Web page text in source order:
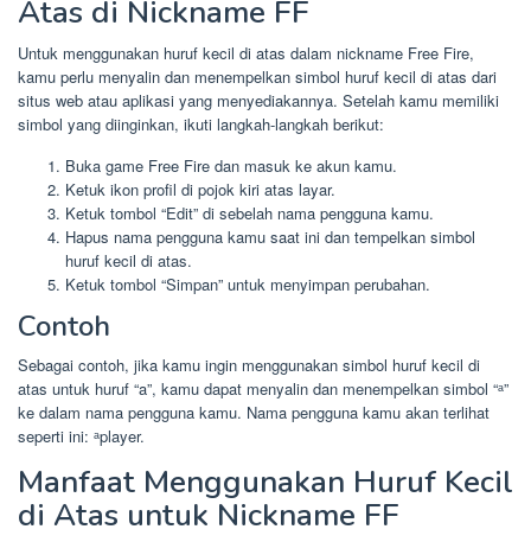
Atas di Nickname FF
Untuk menggunakan huruf kecil di atas dalam nickname Free Fire,
kamu perlu menyalin dan menempelkan simbol huruf kecil di atas dari
situs web atau aplikasi yang menyediakannya. Setelah kamu memiliki
simbol yang diinginkan, ikuti langkah-langkah berikut:
Buka game Free Fire dan masuk ke akun kamu.
Ketuk ikon profil di pojok kiri atas layar.
Ketuk tombol “Edit” di sebelah nama pengguna kamu.
Hapus nama pengguna kamu saat ini dan tempelkan simbol
huruf kecil di atas.
Ketuk tombol “Simpan” untuk menyimpan perubahan.
Contoh
Sebagai contoh, jika kamu ingin menggunakan simbol huruf kecil di
atas untuk huruf “a”, kamu dapat menyalin dan menempelkan simbol “ᵃ”
ke dalam nama pengguna kamu. Nama pengguna kamu akan terlihat
seperti ini: ᵃplayer.
Manfaat Menggunakan Huruf Kecil
di Atas untuk Nickname FF